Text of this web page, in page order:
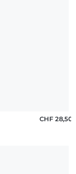
CHF 28,50